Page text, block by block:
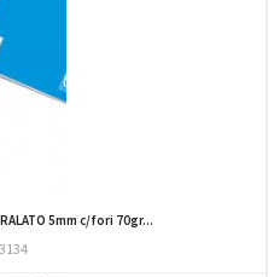
5mm c/fori 70gr...